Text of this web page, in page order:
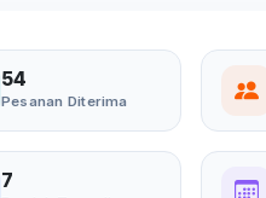
54
Pesanan Diterima
7